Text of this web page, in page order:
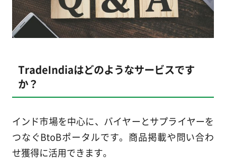
TradeIndiaはどのようなサービスです
か？
インド市場を中心に、バイヤーとサプライヤーを
つなぐBtoBポータルです。商品掲載や問い合わ
せ獲得に活用できます。